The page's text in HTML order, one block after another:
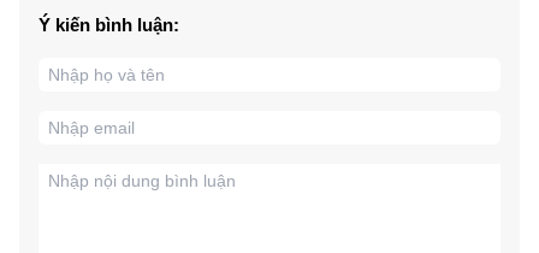
Ý kiến bình luận: